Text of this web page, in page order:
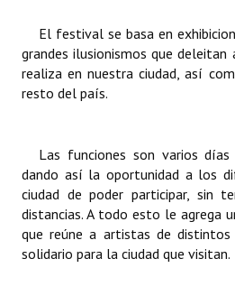
Noticias Destacadas
Registros y Distinciones
Premio al Mérito - Registro
Audiencias Públicas - Registro
Mujeres que Dejaron Huellas -
Periodistas Decanos - Registro
El festival se basa en
grandes ilusionismos que deleitan
realiza en nuestra ciudad, así
resto del país.
Las funciones son varios
dando así la oportunidad a los
ciudad de poder participar, sin
distancias. A todo esto le agrega
que reúne a artistas de
solidario para la ciudad que visitan.